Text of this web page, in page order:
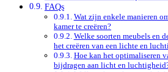
FAQs
Wat zijn enkele manieren
kamer te creëren?
Welke soorten meubels en
het creëren van een lichte en
Hoe kan het optimaliseren
bijdragen aan licht en